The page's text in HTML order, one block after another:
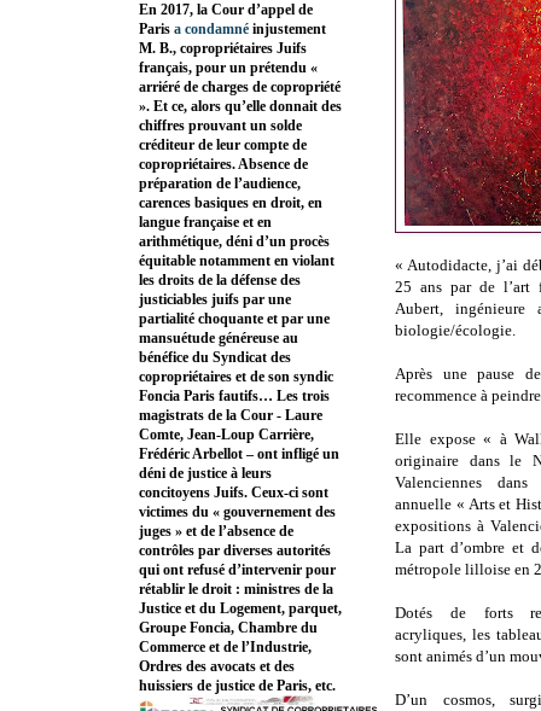
« Autodidacte, j’ai
25 ans par de l’art
Aubert, ingénieure
biologie/écologie.
Après une pause
recommence à
Elle expose « à
originaire dans le
Valenciennes
annuelle « Arts et
expositions à
La part d’ombre et
métropole lilloise en
Dotés de forts
acryliques, les
sont animés d’un
D’un cosmos,
En 2017, la Cour d’appel de
Paris a condamné injustement
M. B., copropriétaires Juifs
français, pour un prétendu «
arriéré de charges de copropriété
». Et ce, alors qu’elle donnait des
chiffres prouvant un solde
créditeur de leur compte de
copropriétaires. Absence de
préparation de l’audience,
carences basiques en droit, en
langue française et en
arithmétique, déni d’un procès
équitable notamment en violant
les droits de la défense des
justiciables juifs par une
partialité choquante et par une
mansuétude généreuse au
bénéfice du Syndicat des
copropriétaires et de son syndic
Foncia Paris fautifs… Les trois
magistrats de la Cour - Laure
Comte, Jean-Loup Carrière,
Frédéric Arbellot – ont infligé un
déni de justice à leurs
concitoyens Juifs. Ceux-ci sont
victimes du « gouvernement des
juges » et de l’absence de
contrôles par diverses autorités
qui ont refusé d’intervenir pour
rétablir le droit : ministres de la
Justice et du Logement, parquet,
Groupe Foncia, Chambre du
Commerce et de l’Industrie,
Ordres des avocats et des
huissiers de justice de Paris, etc.